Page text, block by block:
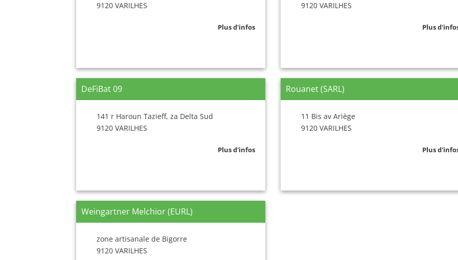
9120 VARILHES
Plus d'infos
9120 VARILHES
Plus
DeFiBat 09
141 r Haroun Tazieff, za Delta Sud
9120 VARILHES
Plus d'infos
Rouanet (SARL)
11 Bis av Ariège
9120 VARILHES
Plus
Weingartner Melchior (EURL)
zone artisanale de Bigorre
9120 VARILHES